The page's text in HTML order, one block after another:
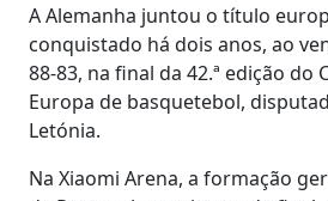
A Alemanha juntou o título
conquistado há dois anos, ao
88-83, na final da 42.ª edição do
Europa de basquetebol,
Letónia.
Na Xiaomi Arena, a formação